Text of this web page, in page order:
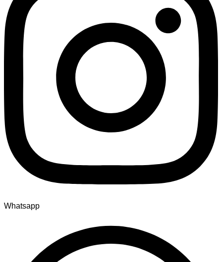
Whatsapp